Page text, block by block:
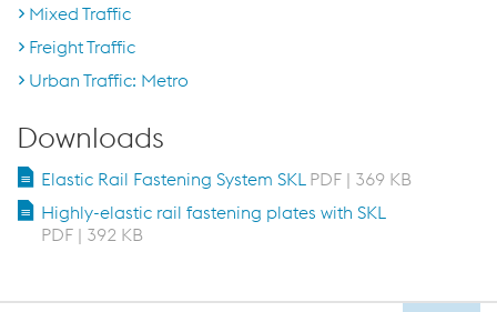
Mixed Traffic
Freight Traffic
Urban Traffic: Metro
Downloads
Elastic Rail Fastening System SKL PDF | 369 KB
Highly-elastic rail fastening plates with SKL
PDF | 392 KB